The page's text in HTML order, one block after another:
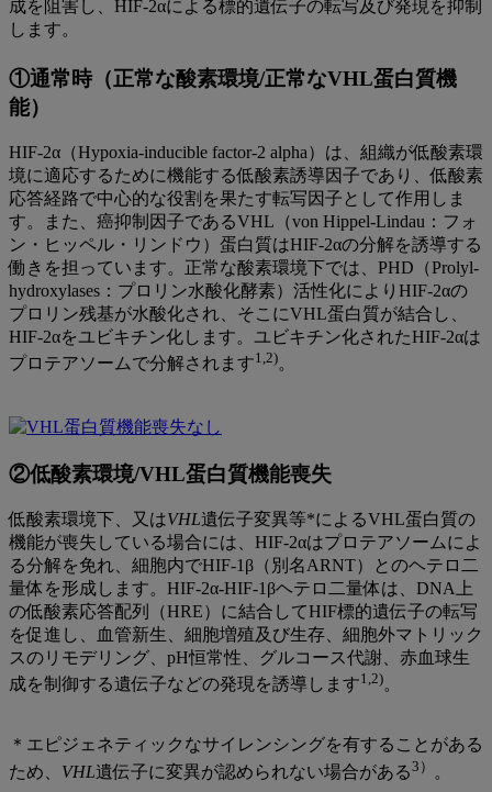
序
成を阻害し、HIF-2αによる標的遺伝子の転写及び発現を抑制
します。
①通常時（正常な酸素環境/正常なVHL蛋白質機
能）
HIF-2α（Hypoxia-inducible factor-2 alpha）は、組織が低酸素環
境に適応するために機能する低酸素誘導因子であり、低酸素
応答経路で中心的な役割を果たす転写因子として作用しま
す。また、癌抑制因子であるVHL（von Hippel-Lindau：フォ
ン・ヒッペル・リンドウ）蛋白質はHIF-2αの分解を誘導する
働きを担っています。正常な酸素環境下では、PHD（Prolyl-
hydroxylases：プロリン水酸化酵素）活性化によりHIF-2αの
プロリン残基が水酸化され、そこにVHL蛋白質が結合し、
HIF-2αをユビキチン化します。ユビキチン化されたHIF-2αは
プロテアソームで分解されます1,2)。
②低酸素環境/VHL蛋白質機能喪失
低酸素環境下、又はVHL遺伝子変異等*によるVHL蛋白質の
機能が喪失している場合には、HIF-2αはプロテアソームによ
る分解を免れ、細胞内でHIF-1β（別名ARNT）とのヘテロ二
量体を形成します。HIF-2α-HIF-1βヘテロ二量体は、DNA上
の低酸素応答配列（HRE）に結合してHIF標的遺伝子の転写
を促進し、血管新生、細胞増殖及び生存、細胞外マトリック
スのリモデリング、pH恒常性、グルコース代謝、赤血球生
成を制御する遺伝子などの発現を誘導します1,2)。
＊エピジェネティックなサイレンシングを有することがある
ため、 VHL遺伝子に変異が認められない場合がある3） 。